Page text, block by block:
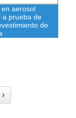
en aerosol
a prueba de
de
›